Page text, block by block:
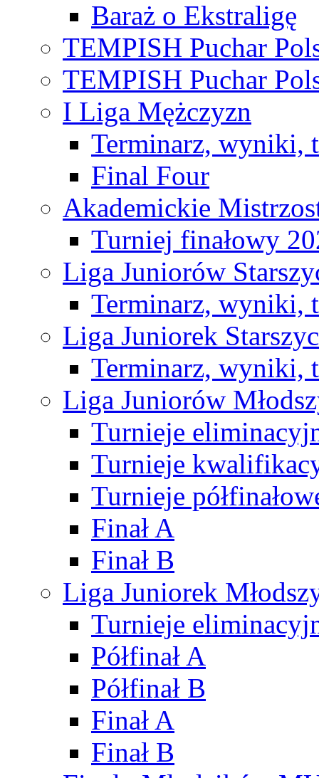
Baraż o Ekstraligę
TEMPISH Puchar
TEMPISH Puchar
I Liga Mężczyzn
Terminarz, wyniki,
Final Four
Akademickie
Turniej finałowy
Liga Juniorów
Terminarz, wyniki,
Liga Juniorek
Terminarz, wyniki,
Liga Juniorów
Turnieje
Turnieje
Turnieje
Finał A
Finał B
Liga Juniorek
Turnieje
Półfinał A
Półfinał B
Finał A
Finał B